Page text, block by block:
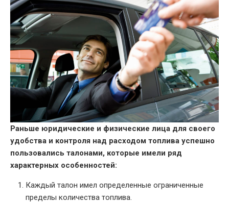
Раньше юридические и физические лица для своего
удобства и контроля над расходом топлива успешно
пользовались талонами, которые имели ряд
характерных особенностей:
Каждый талон имел определенные ограниченные
пределы количества топлива.